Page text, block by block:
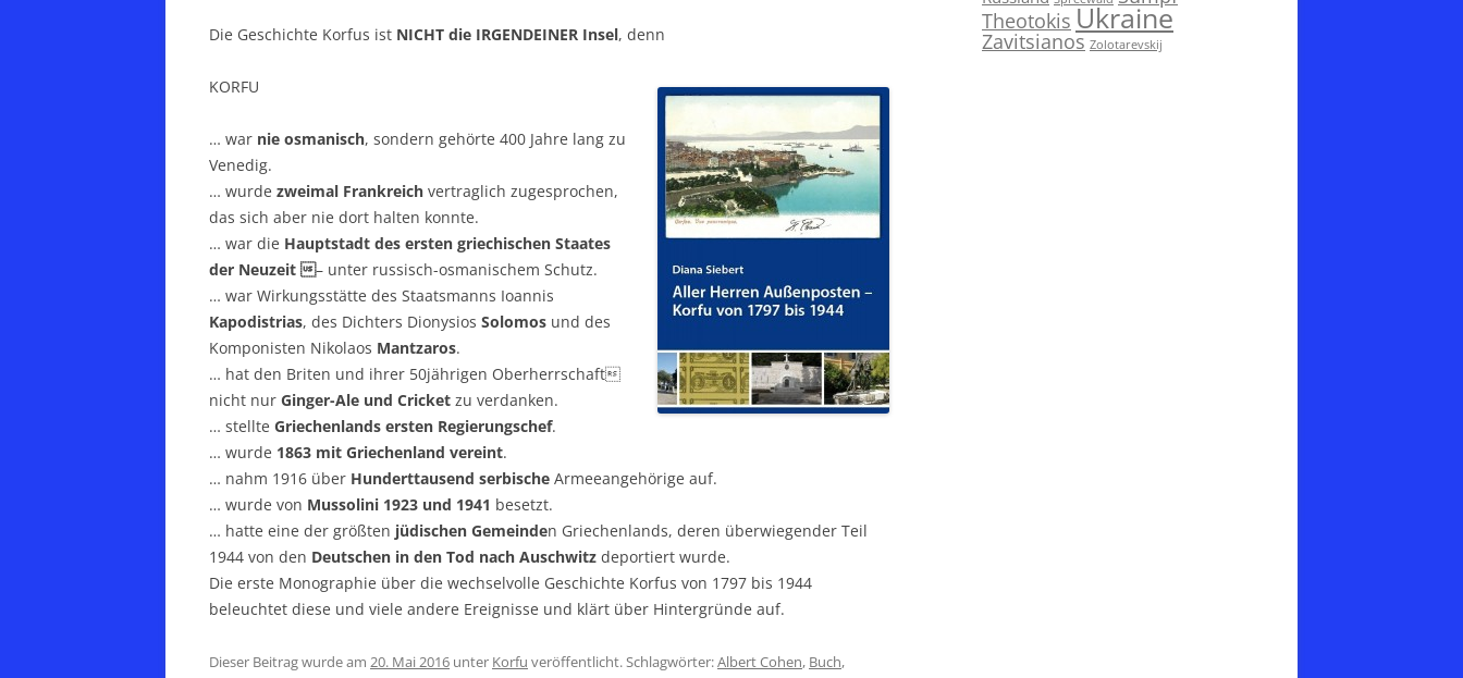
Die Geschichte Korfus ist NICHT die IRGENDEINER Insel, denn
KORFU
… war nie osmanisch, sondern gehörte 400 Jahre lang zu
Venedig.
… wurde zweimal Frankreich vertraglich zugesprochen,
das sich aber nie dort halten konnte.
… war die Hauptstadt des ersten griechischen Staates
der Neuzeit – unter russisch-osmanischem Schutz.
… war Wirkungsstätte des Staatsmanns Ioannis
Kapodistrias, des Dichters Dionysios Solomos und des
Komponisten Nikolaos Mantzaros.
… hat den Briten und ihrer 50jährigen Oberherrschaft
nicht nur Ginger-Ale und Cricket zu verdanken.
… stellte Griechenlands ersten Regierungschef.
… wurde 1863 mit Griechenland vereint.
… nahm 1916 über Hunderttausend serbische Armeeangehörige auf.
… wurde von Mussolini 1923 und 1941 besetzt.
… hatte eine der größten jüdischen Gemeinden Griechenlands, deren überwiegender Teil
1944 von den Deutschen in den Tod nach Auschwitz deportiert wurde.
Die erste Monographie über die wechselvolle Geschichte Korfus von 1797 bis 1944
beleuchtet diese und viele andere Ereignisse und klärt über Hintergründe auf.
Dieser Beitrag wurde am 20. Mai 2016 unter Korfu veröffentlicht. Schlagwörter:Albert Cohen, Buch,
Theotokis Ukraine
Zavitsianos Zolotarevskij